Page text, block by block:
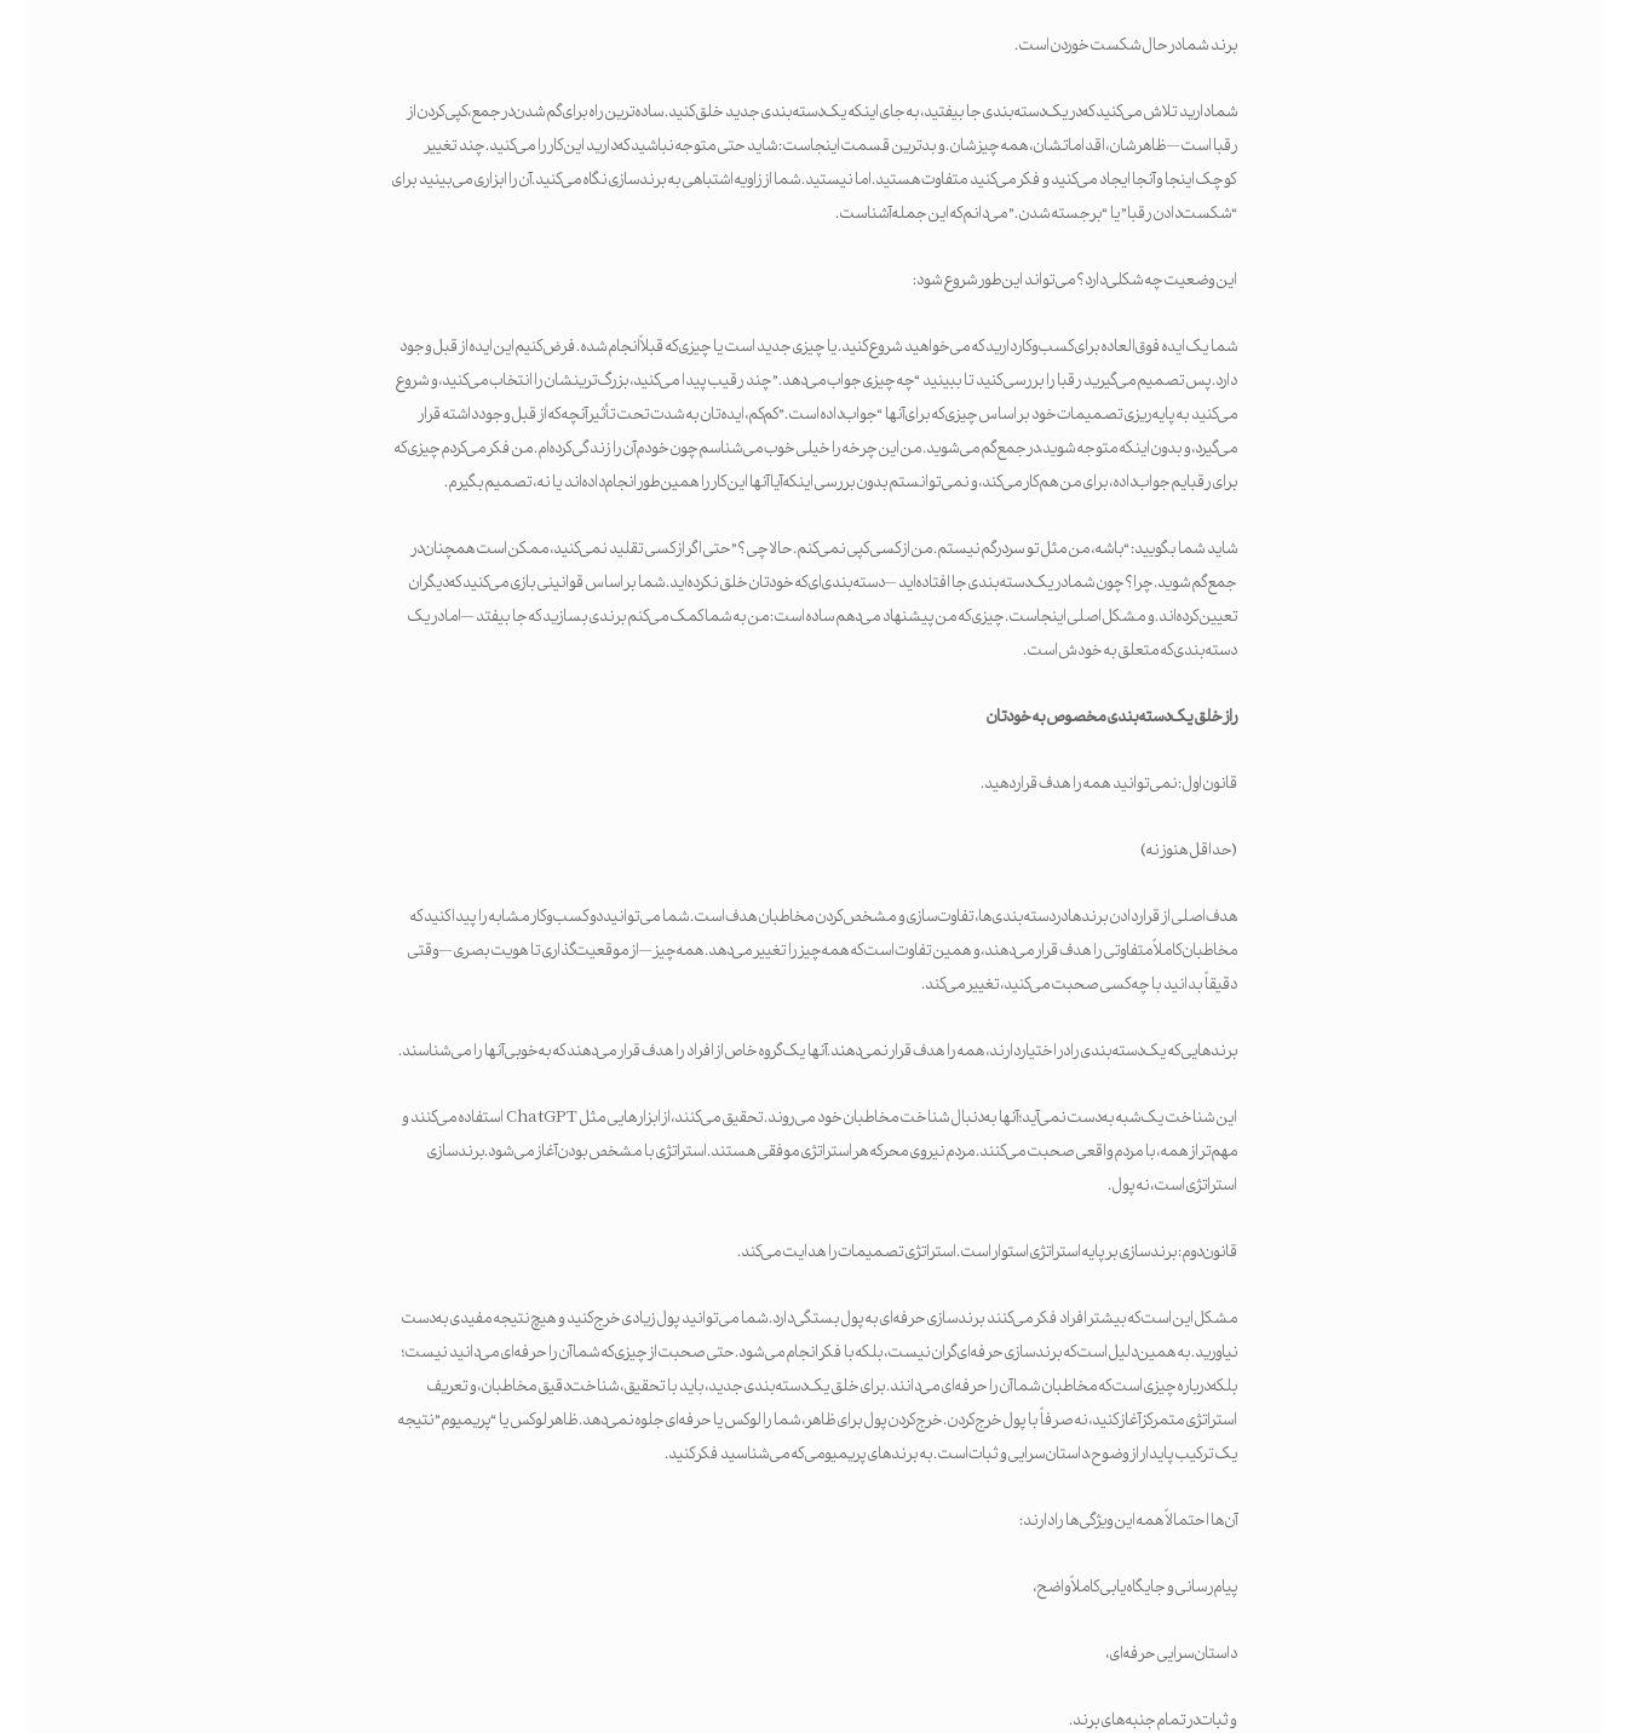
برند شما در حال شکست خوردن است.
شما دارید تلاش می‌کنید که در یک دسته‌بندی جا بیفتید، به جای اینکه یک دسته‌بندی جدید خلق کنید. ساده‌ترین راه برای گم شدن در جمع، کپی کردن از
رقبا است — ظاهرشان، اقداماتشان، همه چیزشان. و بدترین قسمت اینجاست: شاید حتی متوجه نباشید که دارید این کار را می‌کنید. چند تغییر
کوچک اینجا و آنجا ایجاد می‌کنید و فکر می‌کنید متفاوت هستید. اما نیستید. شما از زاویه اشتباهی به برندسازی نگاه می‌کنید. آن را ابزاری می‌بینید برای
“شکست دادن رقبا” یا “برجسته شدن.” می‌دانم که این جمله آشناست.
این وضعیت چه شکلی دارد؟ می‌تواند این‌طور شروع شود:
شما یک ایده فوق‌العاده برای کسب‌وکار دارید که می‌خواهید شروع کنید. یا چیزی جدید است یا چیزی که قبلاً انجام شده. فرض کنیم این ایده از قبل وجود
دارد. پس تصمیم می‌گیرید رقبا را بررسی کنید تا ببینید “چه چیزی جواب می‌دهد.” چند رقیب پیدا می‌کنید، بزرگ‌ترینشان را انتخاب می‌کنید، و شروع
می‌کنید به پایه‌ریزی تصمیمات خود بر اساس چیزی که برای آنها “جواب داده است.” کم‌کم، ایده‌تان به شدت تحت تأثیر آنچه که از قبل وجود داشته قرار
می‌گیرد، و بدون اینکه متوجه شوید، در جمع گم می‌شوید. من این چرخه را خیلی خوب می‌شناسم چون خودم آن را زندگی کرده‌ام. من فکر می‌کردم چیزی که
برای رقبایم جواب داده، برای من هم کار می‌کند، و نمی‌توانستم بدون بررسی اینکه آیا آنها این کار را همین‌طور انجام داده‌اند یا نه، تصمیم بگیرم.
شاید شما بگویید: “باشه، من مثل تو سردرگم نیستم. من از کسی کپی نمی‌کنم. حالا چی؟” حتی اگر از کسی تقلید نمی‌کنید، ممکن است همچنان در
جمع گم شوید. چرا؟ چون شما در یک دسته‌بندی جا افتاده‌اید — دسته‌بندی‌ای که خودتان خلق نکرده‌اید. شما بر اساس قوانینی بازی می‌کنید که دیگران
تعیین کرده‌اند. و مشکل اصلی اینجاست. چیزی که من پیشنهاد می‌دهم ساده است: من به شما کمک می‌کنم برندی بسازید که جا بیفتد — اما در یک
دسته‌بندی که متعلق به خودش است.
راز خلق یک دسته‌بندی مخصوص به خودتان
قانون اول: نمی‌توانید همه را هدف قرار دهید.
(حداقل هنوز نه)
هدف اصلی از قرار دادن برندها در دسته‌بندی‌ها، تفاوت‌سازی و مشخص کردن مخاطبان هدف است. شما می‌توانید دو کسب‌وکار مشابه را پیدا کنید که
مخاطبان کاملاً متفاوتی را هدف قرار می‌دهند، و همین تفاوت است که همه‌چیز را تغییر می‌دهد. همه‌چیز — از موقعیت‌گذاری تا هویت بصری — وقتی
دقیقاً بدانید با چه کسی صحبت می‌کنید، تغییر می‌کند.
برندهایی که یک دسته‌بندی را در اختیار دارند، همه را هدف قرار نمی‌دهند. آنها یک گروه خاص از افراد را هدف قرار می‌دهند که به‌خوبی آنها را می‌شناسند.
این شناخت یک‌شبه به دست نمی‌آید؛ آنها به دنبال شناخت مخاطبان خود می‌روند. تحقیق می‌کنند، از ابزارهایی مثل ChatGPT استفاده می‌کنند و
مهم‌تر از همه، با مردم واقعی صحبت می‌کنند. مردم نیروی محرکه هر استراتژی موفقی هستند. استراتژی با مشخص بودن آغاز می‌شود.برندسازی
استراتژی است، نه پول.
قانون دوم: برندسازی بر پایه استراتژی استوار است. استراتژی تصمیمات را هدایت می‌کند.
مشکل این است که بیشتر افراد فکر می‌کنند برندسازی حرفه‌ای به پول بستگی دارد. شما می‌توانید پول زیادی خرج کنید و هیچ نتیجه مفیدی به دست
نیاورید. به همین دلیل است که برندسازی حرفه‌ای گران نیست، بلکه با فکر انجام می‌شود. حتی صحبت از چیزی که شما آن را حرفه‌ای می‌دانید نیست؛
بلکه درباره چیزی است که مخاطبان شما آن را حرفه‌ای می‌دانند. برای خلق یک دسته‌بندی جدید، باید با تحقیق، شناخت دقیق مخاطبان، و تعریف
استراتژی متمرکز آغاز کنید، نه صرفاً با پول خرج کردن. خرج کردن پول برای ظاهر، شما را لوکس یا حرفه‌ای جلوه نمی‌دهد. ظاهر لوکس یا “پریمیوم” نتیجه
یک ترکیب پایدار از وضوح، داستان‌سرایی و ثبات است. به برندهای پریمیومی که می‌شناسید فکر کنید.
آن‌ها احتمالاً همه این ویژگی‌ها را دارند:
پیام‌رسانی و جایگاه‌یابی کاملاً واضح،
داستان‌سرایی حرفه‌ای،
و ثبات در تمام جنبه‌های برند.